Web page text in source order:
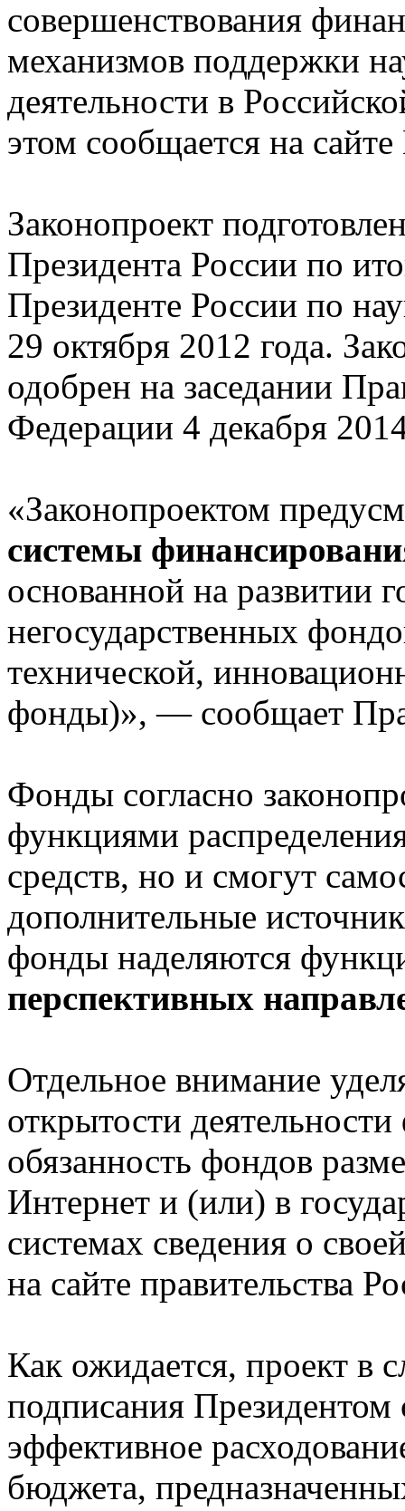
совершенствования
механизмов поддержки
деятельности в
этом сообщается на
Законопроект
Президента России по
Президенте России по
29 октября 2012 года.
одобрен на заседании
Федерации 4 декабря
«Законопроектом
системы
основанной на развитии
негосударственных
технической,
фонды)», — сообщает
Фонды согласно
функциями
средств, но и смогут
дополнительные
фонды наделяются
перспективных
Отдельное внимание
открытости
обязанность фондов
Интернет и (или) в
системах сведения о
на сайте правительства
Как ожидается, проект в
подписания Президентом
эффективное
бюджета,